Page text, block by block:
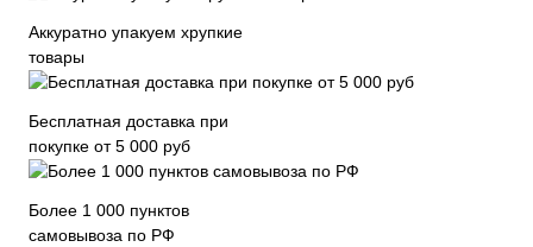
Аккуратно упакуем хрупкие
товары
Бесплатная доставка при
покупке от 5 000 руб
Более 1 000 пунктов
самовывоза по РФ